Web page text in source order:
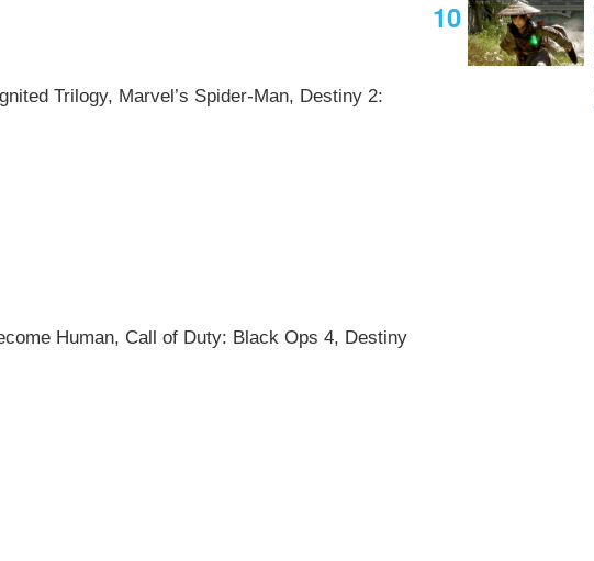
Trilogy, Marvel’s Spider-Man, Destiny 2:
Human, Call of Duty: Black Ops 4, Destiny